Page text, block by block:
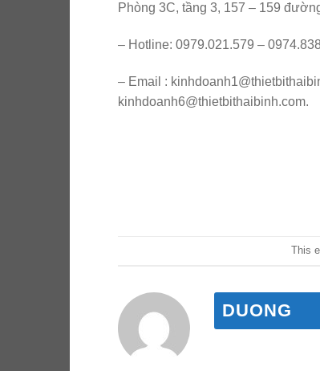
Phòng 3C, tầng 3, 157 – 159
– Hotline: 0979.021.579 –
– Email :
kinhdoanh6@thietbithaibinh.com.
This
DUONG